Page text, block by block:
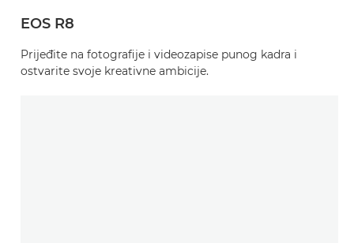
EOS R8
Prijeđite na fotografije i videozapise punog kadra i
ostvarite svoje kreativne ambicije.